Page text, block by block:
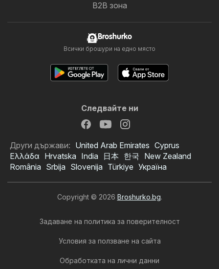
B2B зона
Broshurko
Всички брошури на едно място
Следвайте ни
Други държави: United Arab Emirates Cyprus
Ελλάδα Hrvatska India 日本 한국 New Zealand
România Srbija Slovenija Türkiye Україна
Copyright © 2026 Broshurko.bg.
Задаване на политика за поверителност
Условия за ползване на сайта
Обработката на лични данни